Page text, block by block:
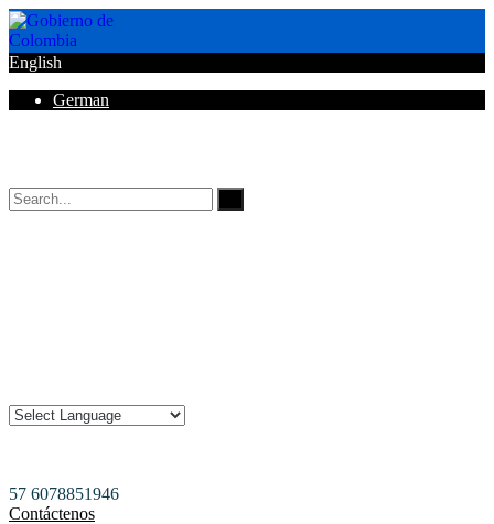
English
German
57 6078851946
Contáctenos